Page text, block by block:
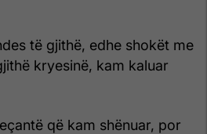
të gjithë, edhe shokët me
kryesinë, kam kaluar
që kam shënuar, por